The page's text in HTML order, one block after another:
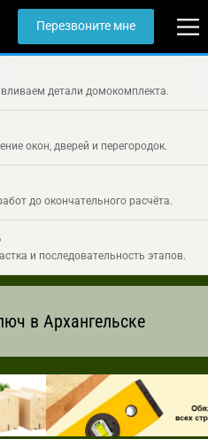
Перезвоните мне
детали домокомплекта.
окон, дверей и перегородок.
до окончательного расчёта.
и последовательность этапов.
в Архангельске